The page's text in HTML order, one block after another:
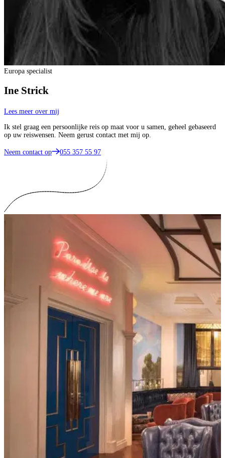
Europa specialist
Ine Strick
Lees meer over mij
Ik stel graag een persoonlijke reis op maat voor u samen, geheel gebaseerd
op uw reiswensen. Neem gerust contact met mij op.
Neem contact op 055 357 55 97